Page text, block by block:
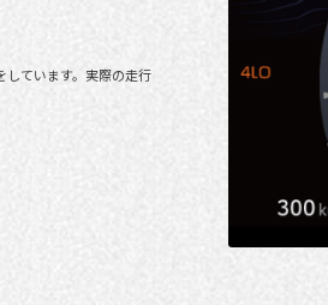
ています。実際の走行